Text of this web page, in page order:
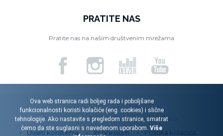
PRATITE NAS
Pratite nas na našim društvenim mrežama
Menart d.o.o. © 2026. Sva prava pridržana.
Uvjeti korištenja
Impressum Politika kolačića
Ova web stranica radi boljeg rada i poboljšane
funkcionalnosti koristi kolačiće (eng. cookies) i slične
tehnologije. Ako nastavite s pregledom stranice, smatrat
ćemo da ste suglasni s navedenom uporabom. Više